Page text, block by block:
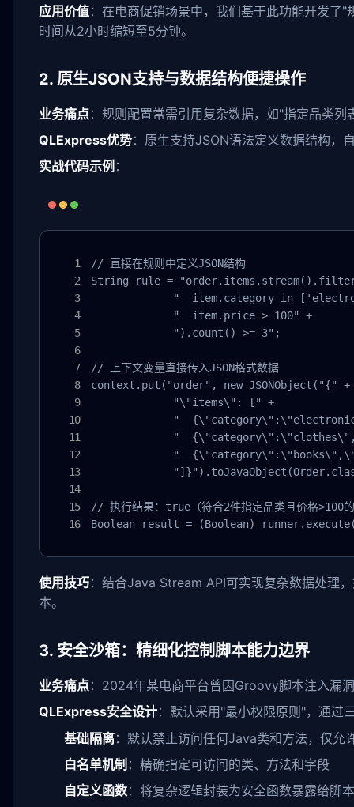
应用价值：在电商促销场景中，我们基于此功能开发了
时间从2小时缩短至5分钟。
2. 原生JSON支持与数据结构便捷操作
业务痛点：规则配置常需引用复杂数据，如"指定品类
QLExpress优势：原生支持JSON语法定义数据结构，
实战代码示例 ：
// 直接在规则中定义JSON结构
String rule =
"  item.category in
             "  item.price > 100" +
             ").count() >= 3";
// 上下文变量直接传入JSON格式数据
context.put("order", new JSONObject("{" +
             "\"items\": [" +
"
"
"
// 执行结果：true（符合2件指定品类且价格>100
Boolean result = (Boolean)
使用技巧：结合Java Stream API可实现复杂数据处理
本。
3. 安全沙箱：精细化控制脚本能力边界
业务痛点：2024年某电商平台曾因Groovy脚本注入漏
QLExpress安全设计：默认采用"最小权限原则"，通过
基础隔离：默认禁止访问任何Java类和方法，仅允
白名单机制 ：精确指定可访问的类、方法和字段
自定义函数：将复杂逻辑封装为安全函数暴露给脚本